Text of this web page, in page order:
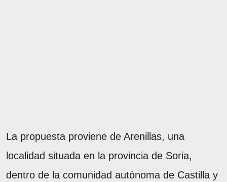
La propuesta proviene de Arenillas, una
localidad situada en la provincia de Soria,
dentro de la comunidad autónoma de Castilla y